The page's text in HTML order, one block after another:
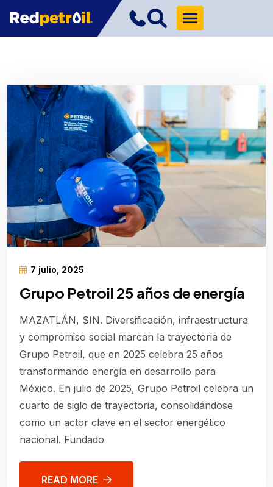
7 julio, 2025
Grupo Petroil 25 años de energía
MAZATLÁN, SIN. Diversificación, infraestructura
y compromiso social marcan la trayectoria de
Grupo Petroil, que en 2025 celebra 25 años
transformando energía en desarrollo para
México. En julio de 2025, Grupo Petroil celebra un
cuarto de siglo de trayectoria, consolidándose
como un actor clave en el sector energético
nacional. Fundado
READ MORE